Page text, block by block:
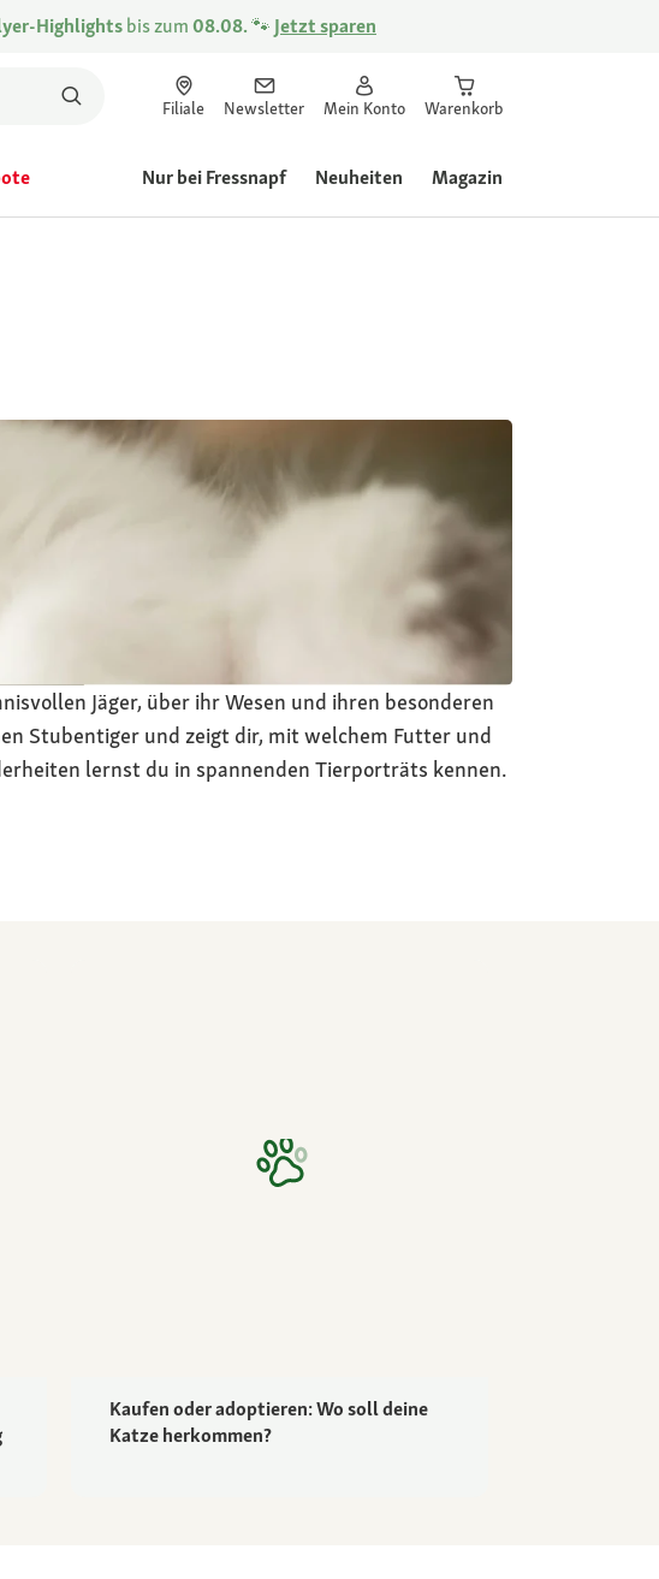
Highlightsbis zum08.08.🐾 Jetzt sparen
Filiale Newsletter Mein Konto Warenkorb
Nur bei Fressnapf Neuheiten Magazin
Jäger, über ihr Wesen und ihren besonderen
Stubentiger und zeigt dir, mit welchem Futter und
lernst du in spannenden Tierporträts kennen.
Kaufen oder adoptieren: Wo soll deine
Katze herkommen?